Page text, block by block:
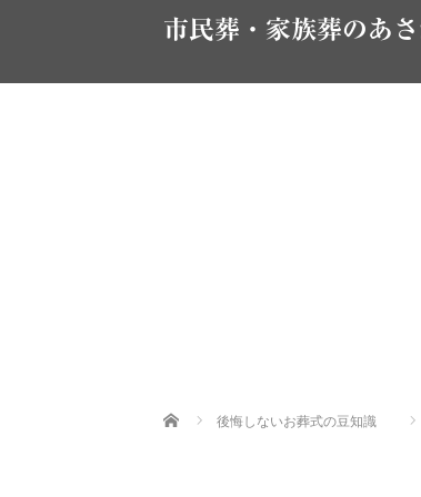
市民葬・家族葬のあ
Home 後悔しないお葬式の豆知識